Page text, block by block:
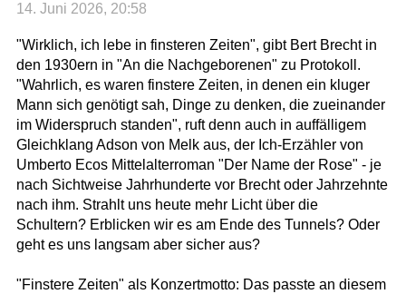
14. Juni 2026, 20:58
"Wirklich, ich lebe in finsteren Zeiten", gibt Bert Brecht in
den 1930ern in "An die Nachgeborenen" zu Protokoll.
"Wahrlich, es waren finstere Zeiten, in denen ein kluger
Mann sich genötigt sah, Dinge zu denken, die zueinander
im Widerspruch standen", ruft denn auch in auffälligem
Gleichklang Adson von Melk aus, der Ich-Erzähler von
Umberto Ecos Mittelalterroman "Der Name der Rose" - je
nach Sichtweise Jahrhunderte vor Brecht oder Jahrzehnte
nach ihm. Strahlt uns heute mehr Licht über die
Schultern? Erblicken wir es am Ende des Tunnels? Oder
geht es uns langsam aber sicher aus?
"Finstere Zeiten" als Konzertmotto: Das passte an diesem